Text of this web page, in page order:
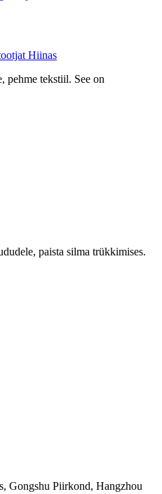
Hiinas
pehme tekstiil. See on
paista silma trükkimises.
Gongshu Piirkond, Hangzhou